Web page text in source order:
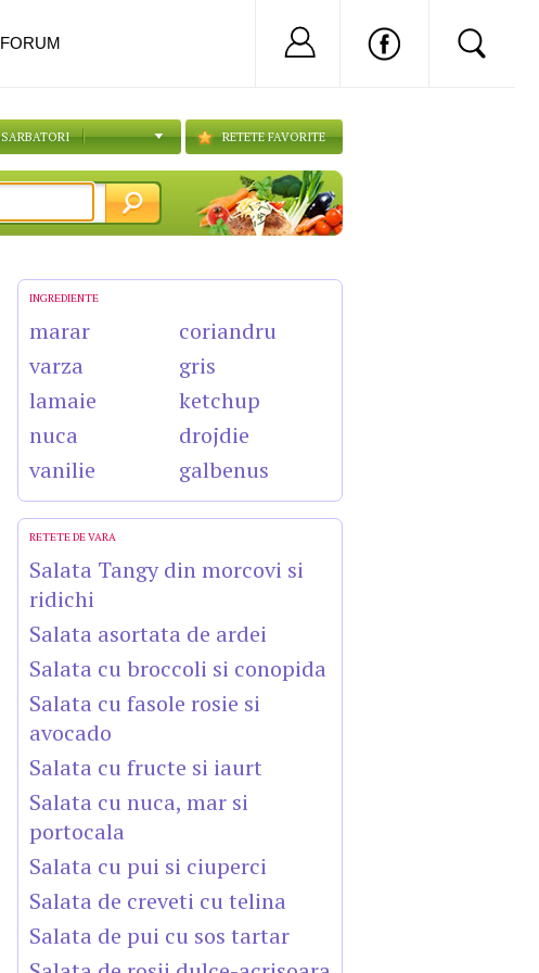
SARBATORI RETETE FAVORITE
INGREDIENTE
marar
varza
lamaie
nuca
vanilie
coriandru
gris
ketchup
drojdie
galbenus
RETETE DE VARA
Salata Tangy din morcovi si
ridichi
Salata asortata de ardei
Salata cu broccoli si conopida
Salata cu fasole rosie si
avocado
Salata cu fructe si iaurt
Salata cu nuca, mar si
portocala
Salata cu pui si ciuperci
Salata de creveti cu telina
Salata de pui cu sos tartar
FORUM Nu ai cont?